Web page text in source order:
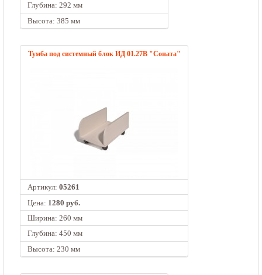
Глубина: 292 мм
Высота: 385 мм
Тумба под системный блок ИД 01.27В "Соната"
Артикул: 05261
Цена: 1280 руб.
Ширина: 260 мм
Глубина: 450 мм
Высота: 230 мм